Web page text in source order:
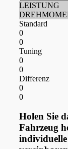
LEISTUNG
Standard
0
0
Tuning
0
0
Differenz
0
0
Holen Sie
Fahrzeug